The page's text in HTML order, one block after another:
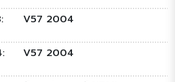
V57 2004
V57 2004